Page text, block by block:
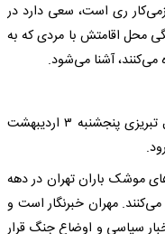
ری است، سعی دارد در
محل اقامتش با مردی که‌ به‌
می‌کنند، آشنا می‌شود.
فیلم سینمایی «امکان مینا» به‌ کارگردانی کمال تبریزی پنجشنبه‌ ۳ اردیبهشت
موشک باران تهران در دهه‌
می‌کنند. مهران خبرنگار است و
سیاسی و اوضاع جنگ قرار